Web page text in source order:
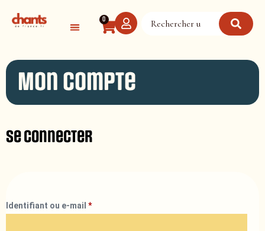
0
Mon compte
Se connecter
Identifiant ou e-mail *